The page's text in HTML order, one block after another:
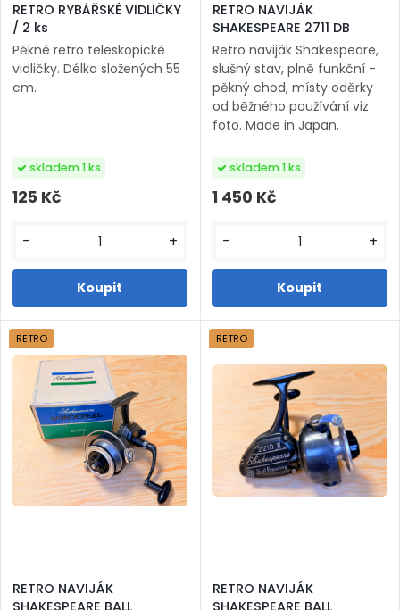
RETRO RYBÁŘSKÉ VIDLIČKY
/ 2 ks
Pěkné retro teleskopické
vidličky. Délka složených 55
cm.
125 Kč
skladem 1 ks
- +
RETRO NAVIJÁK
SHAKESPEARE 2711 DB
Retro naviják Shakespeare,
slušný stav, plně funkční -
pěkný chod, místy oděrky
od běžného používání viz
foto. Made in Japan.
1 450 Kč
skladem 1 ks
- +
RETRO NAVIJÁK
RETRO
RETRO NAVIJÁK
RETRO